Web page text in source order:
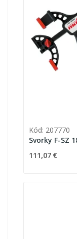
Kód: 207770
Svorky F-SZ
111,07 €